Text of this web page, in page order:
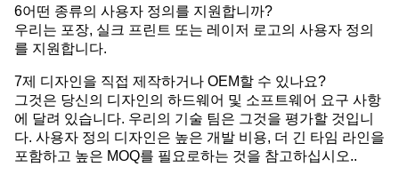
6어떤 종류의 사용자 정의를 지원합니까?
우리는 포장, 실크 프린트 또는 레이저 로고의 사용자 정의
를 지원합니다.
7제 디자인을 직접 제작하거나 OEM할 수 있나요?
그것은 당신의 디자인의 하드웨어 및 소프트웨어 요구 사항
에 달려 있습니다. 우리의 기술 팀은 그것을 평가할 것입니
다. 사용자 정의 디자인은 높은 개발 비용, 더 긴 타임 라인을
포함하고 높은 MOQ를 필요로하는 것을 참고하십시오..